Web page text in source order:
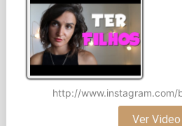
http://www.instagram.com/
Ver Video